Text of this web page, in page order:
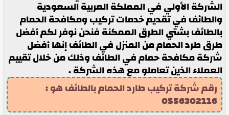
الشركة الأولي في المملكة العربية السعودية
والطائف في تقديم خدمات تركيب ومكافحة الحمام
بالطائف بشتي الطرق الممكنة فنحن نوفر لكم أفضل
طرق طرد الحمام من المنزل في الطائف إنها أفضل
شركة مكافحة حمام في الطائف وذلك من خلال تقييم
العملاء الذين تعاملو مع هذه الشركة .
رقم شركة تركيب طارد الحمام بالطائف هو :
0556302116